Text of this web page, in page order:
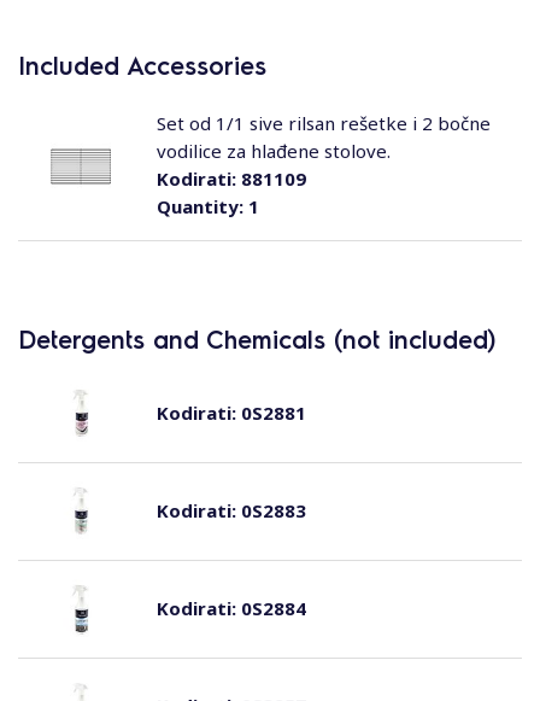
Included Accessories
Quantity:1
Kodirati:881109
Set od 1/1 sive rilsan rešetke i 2 bočne
vodilice za hlađene stolove.
Detergents and Chemicals (not included)
Kodirati:0S2881
Kodirati:0S2883
Kodirati:0S2884